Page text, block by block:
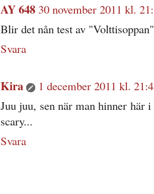
AY 648 30 november 2011 kl.
Blir det nån test av
Svara
Kira
1 december 2011 kl.
Juu juu, sen när man hinner här
scary...
Svara